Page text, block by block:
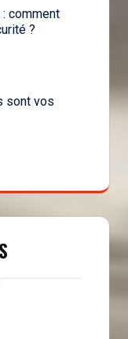
comment
?
sont vos